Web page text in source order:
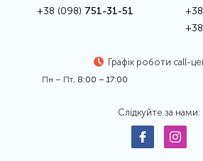
+38 (098) 751-31-51
Графік роботи call-
Пн – Пт, 8:00 – 17:00
Слідкуйте за нами: